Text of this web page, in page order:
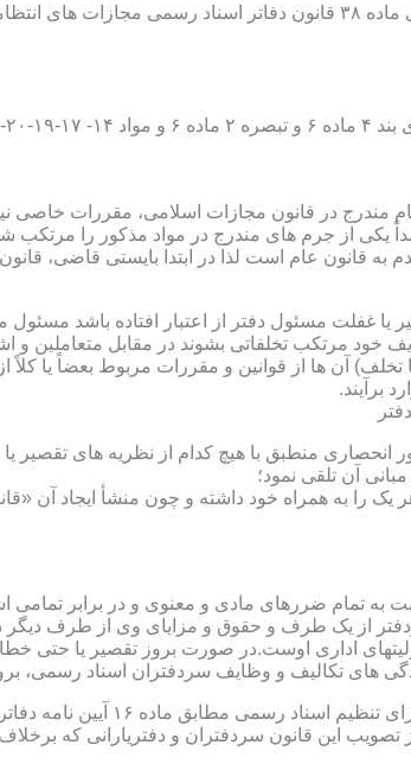
مجازات اسلامی، مقررات خاصی نیز در مواد ۱۰۰ و۱۰۱ و۱۰۲و ۱۰۳ قانون ثبت پیش
یکی از جرم های مندرج در مواد مذکور را
به قانون عام است لذا در ابتدا بایستی قاضی،
غفلت مسئول دفتر از اعتبار افتاده باشد مسئول
خود مرتکب تخلفاتی بشوند در مقابل متعاملین
تخلف) آن ها از قوانین و مقررات مربوط بعضاً یا
برآیند.
منطبق با هیچ کدام از نظریه های تقصیر
آن تلقی نمود؛
یک را به همراه خود داشته و چون منشأ ایجاد آن
به تمام ضررهای مادی و معنوی و در برابر
از یک طرف و حقوق و مزایای وی از طرف دیگر
اداری اوست.در صورت بروز تقصیر یا حتی
های تکالیف و وظایف سردفتران اسناد رسمی،
تصویب این قانون سردفتران و دفتریارانی که